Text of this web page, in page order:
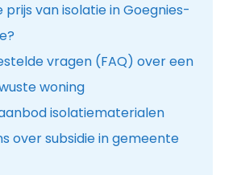
prijs van isolatie in Goegnies-
vragen (FAQ) over een
woning
isolatiematerialen
over subsidie in gemeente